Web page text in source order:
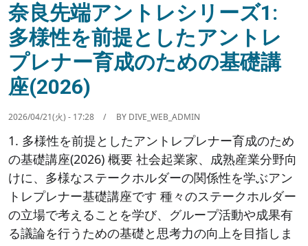
奈良先端アントレシリーズ1:
多様性を前提としたアントレ
プレナー育成のための基礎講
座(2026)
2026/04/21(火) - 17:28 BY DIVE_WEB_ADMIN
1. 多様性を前提としたアントレプレナー育成のため
の基礎講座(2026) 概要 社会起業家、成熟産業分野向
けに、多様なステークホルダーの関係性を学ぶアン
トレプレナー基礎講座です 種々のステークホルダー
の立場で考えることを学び、グループ活動や成果有
る議論を行うための基礎と思考力の向上を目指しま